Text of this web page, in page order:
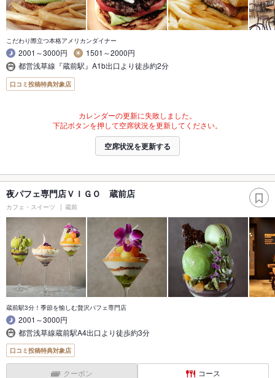
こだわり際立つ本格アメリカンダイナー
2001～3000円
1501～2000円
都営浅草線『蔵前駅』A1b出口より徒歩約2分
口コミ投稿特典対象店
カレンダーの更新に失敗しました。
下記ボタンを押して空席状況を更新してください。
空席状況を更新する
夜パフェ専門店ＶＩＧＯ 蔵前店
カフェ・スイーツ 蔵前
蔵前駅3分！季節を愉しむ贅沢パフェ専門店
2001～3000円
都営浅草線蔵前駅A4出口より徒歩約3分
口コミ投稿特典対象店
クーポン コース